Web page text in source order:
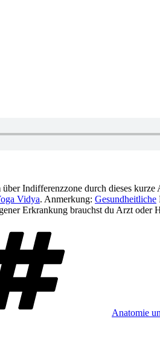
Indifferenzzone durch dieses kurze
Vidya. Anmerkung: Gesundheitliche
Erkrankung brauchst du Arzt oder
Anatomie